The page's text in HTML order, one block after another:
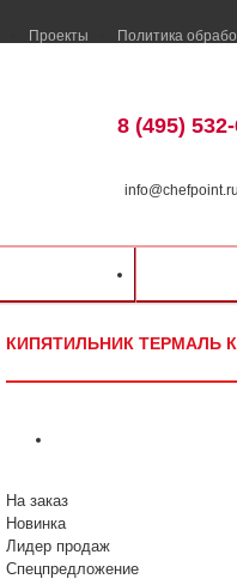
Проекты Политика
8 (495)
КИПЯТИЛЬНИК ТЕРМАЛЬ
На заказ
Новинка
Лидер продаж
Спецпредложение